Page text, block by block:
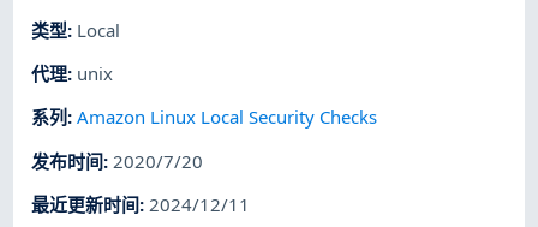
类型: Local
代理: unix
系列 :Amazon Linux Local Security Checks
发布时间: 2020/7/20
最近更新时间: 2024/12/11